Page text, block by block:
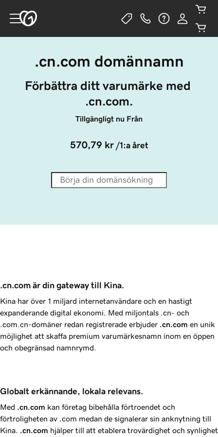
.cn.com domännamn
Förbättra ditt varumärke med
.cn.com.
Tillgängligt nu Från
570,79 kr /1:a året
.cn.com är din gateway till Kina.
Kina har över 1 miljard internetanvändare och en hastigt
expanderande digital ekonomi. Med miljontals .cn- och
.com.cn-domäner redan registrerade erbjuder .cn.com en unik
möjlighet att skaffa premium varumärkesnamn inom en öppen
och obegränsad namnrymd.
Globalt erkännande, lokala relevans.
Med .cn.com kan företag bibehålla förtroendet och
förtroligheten av .com medan de signalerar sin anknytning till
Kina.
.cn.com hjälper till att etablera trovärdighet och synlighet